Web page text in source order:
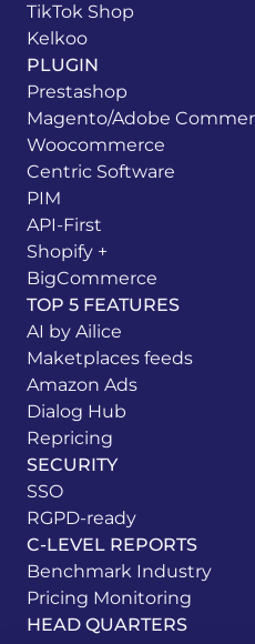
TikTok Shop
Kelkoo
PLUGIN
Prestashop
Magento/Adobe
Woocommerce
Centric Software
PIM
API-First
Shopify +
BigCommerce
TOP 5 FEATURES
AI by Ailice
Maketplaces feeds
Amazon Ads
Dialog Hub
Repricing
SECURITY
SSO
RGPD-ready
C-LEVEL REPORTS
Benchmark Industry
Pricing Monitoring
HEAD QUARTERS